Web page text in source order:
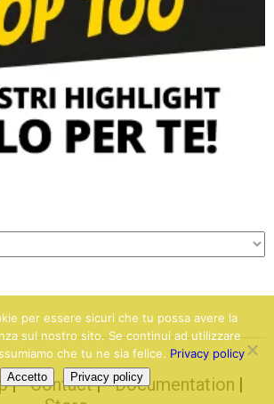
Contact
Documentation
per essere sicuri che tu possa avere la
sul nostro sito. Se continui ad utilizzare
che tu ne sia felice. Privacy policy
Accetto Privacy policy